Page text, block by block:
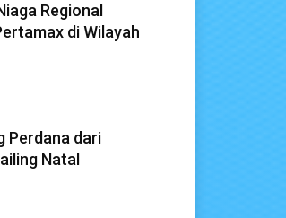
Regional
di Wilayah
Perdana dari
Natal